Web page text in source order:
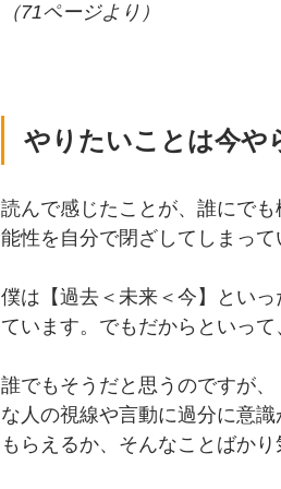
（71ページより）
やりたいことは今や
読んで感じたことが、誰にで
能性を自分で閉ざしてしまっ
僕は【過去＜未来＜今】とい
ています。でもだからといっ
誰でもそうだと思うのですが
な人の視線や言動に過分に意
もらえるか、そんなことばか